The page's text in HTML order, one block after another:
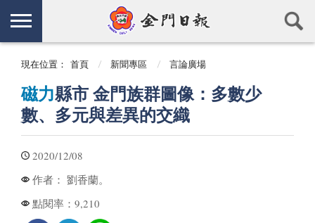
現在位置： 首頁 新聞專區 言論廣場
磁力縣市 金門族群圖像：多數少
數、多元與差異的交織
2020/12/08
作者： 劉香蘭。
點閱率： 9,210